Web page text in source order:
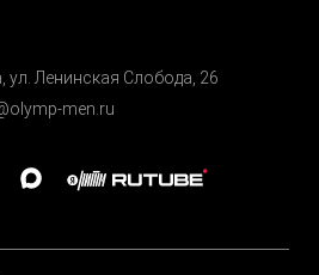
ул. Ленинская Cлобода, 26
men.ru